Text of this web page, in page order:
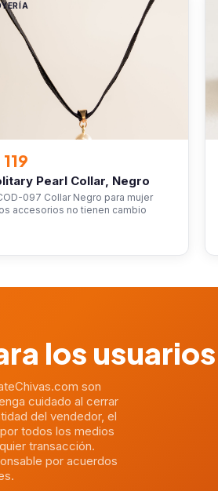
Pearl Collar, Negro
097 Collar Negro para mujer
accesorios no tienen cambio
los usuarios
son
cuidado al cerrar
del vendedor, el
todos los medios
transacción.
por acuerdos